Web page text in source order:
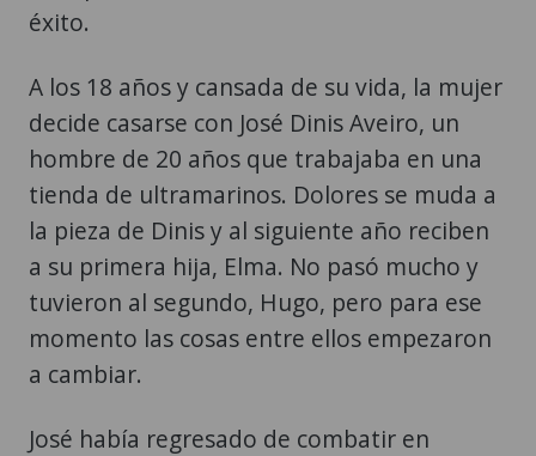
éxito.
A los 18 años y cansada de su vida, la mujer
decide casarse con José Dinis Aveiro, un
hombre de 20 años que trabajaba en una
tienda de ultramarinos. Dolores se muda a
la pieza de Dinis y al siguiente año reciben
a su primera hija, Elma. No pasó mucho y
tuvieron al segundo, Hugo, pero para ese
momento las cosas entre ellos empezaron
a cambiar.
José había regresado de combatir en